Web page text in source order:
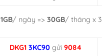
1GB/ ngày =>30GB/ tháng x 3
DKG1 3KC90 gửi 9084